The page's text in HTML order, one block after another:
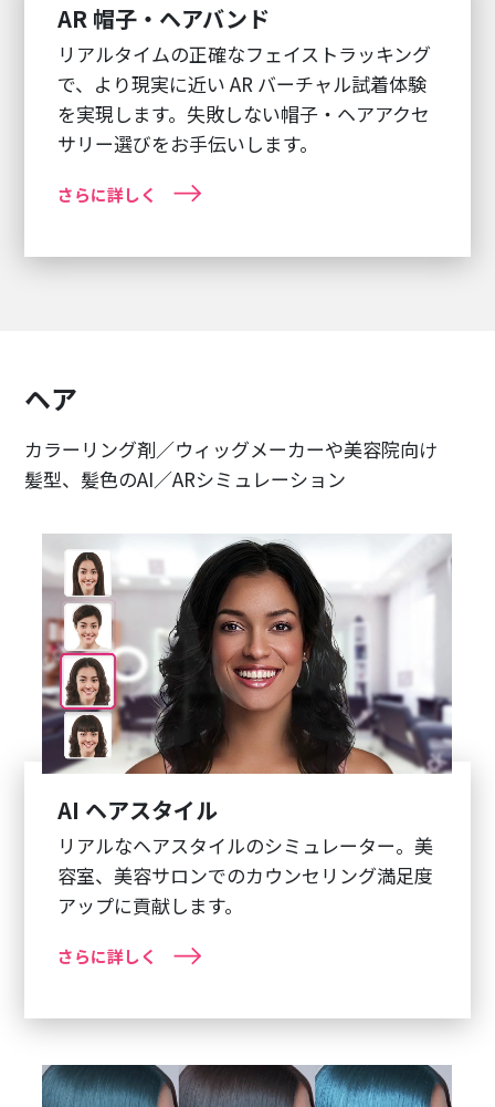
AR 帽子・ヘアバンド
リアルタイムの正確なフェイストラッキング
で、より現実に近い AR バーチャル試着体験
を実現します。失敗しない帽子・ヘアアクセ
サリー選びをお手伝いします。
さらに詳しく
ヘア
カラーリング剤／ウィッグメーカーや美容院向け
髪型、髪色のAI／ARシミュレーション
AI ヘアスタイル
リアルなヘアスタイルのシミュレーター。美
容室、美容サロンでのカウンセリング満足度
アップに貢献します。
さらに詳しく